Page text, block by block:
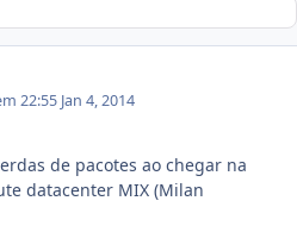
22:55 Jan 4, 2014
de pacotes ao chegar na
datacenter MIX (Milan